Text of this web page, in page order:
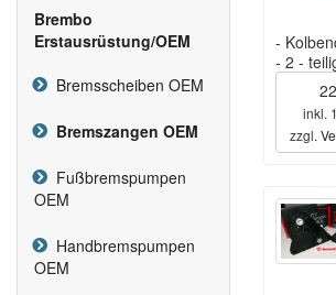
-
- 2 -
inkl.
zzgl.
Brembo
Erstausrüstung/OEM
Bremsscheiben OEM
Bremszangen OEM
Fußbremspumpen
OEM
Handbremspumpen
OEM